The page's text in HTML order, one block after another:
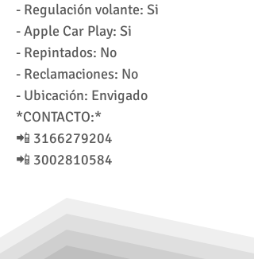
- ⁠Regulación volante: Si
- ⁠Apple Car Play: Si
- Repintados: No
- ⁠Reclamaciones: No
- Ubicación: Envigado
*CONTACTO:*
📲 3166279204
📲 3002810584